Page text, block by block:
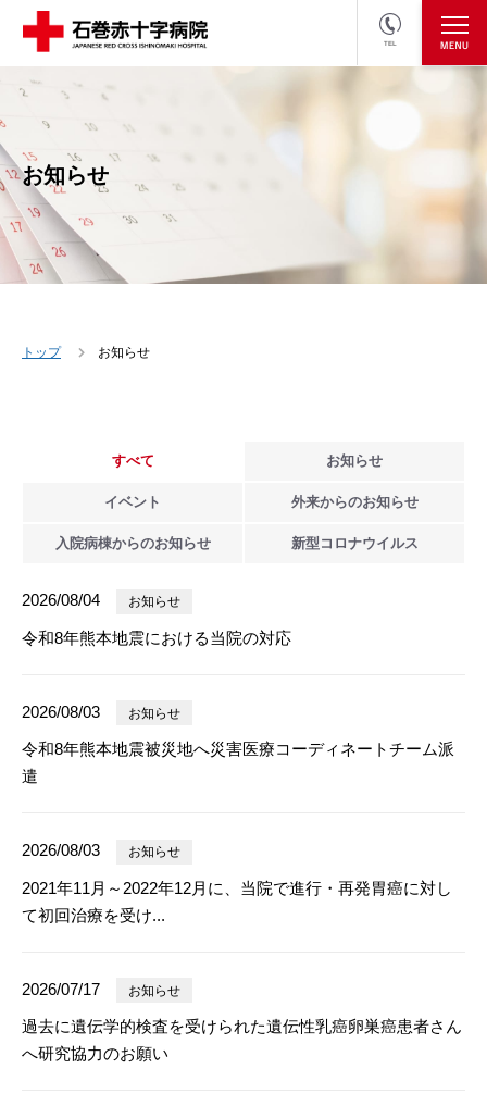
TEL
医療関係者の方
お知らせ
トップ お知らせ
すべて お知らせ
イベント 外来からのお知らせ
入院病棟からのお知らせ 新型 コロナウイルス
2026/08/04 お知らせ
令和8年熊本地震における当院の対応
2026/08/03 お知らせ
令和8年熊本地震被災地へ災害医療コーディネートチーム派
遣
2026/08/03 お知らせ
2021年11月～2022年12月に、当院で進行・再発胃癌に対し
て初回治療を受け...
2026/07/17 お知らせ
過去に遺伝学的検査を受けられた遺伝性乳癌卵巣癌患者さん
へ研究協力のお願い